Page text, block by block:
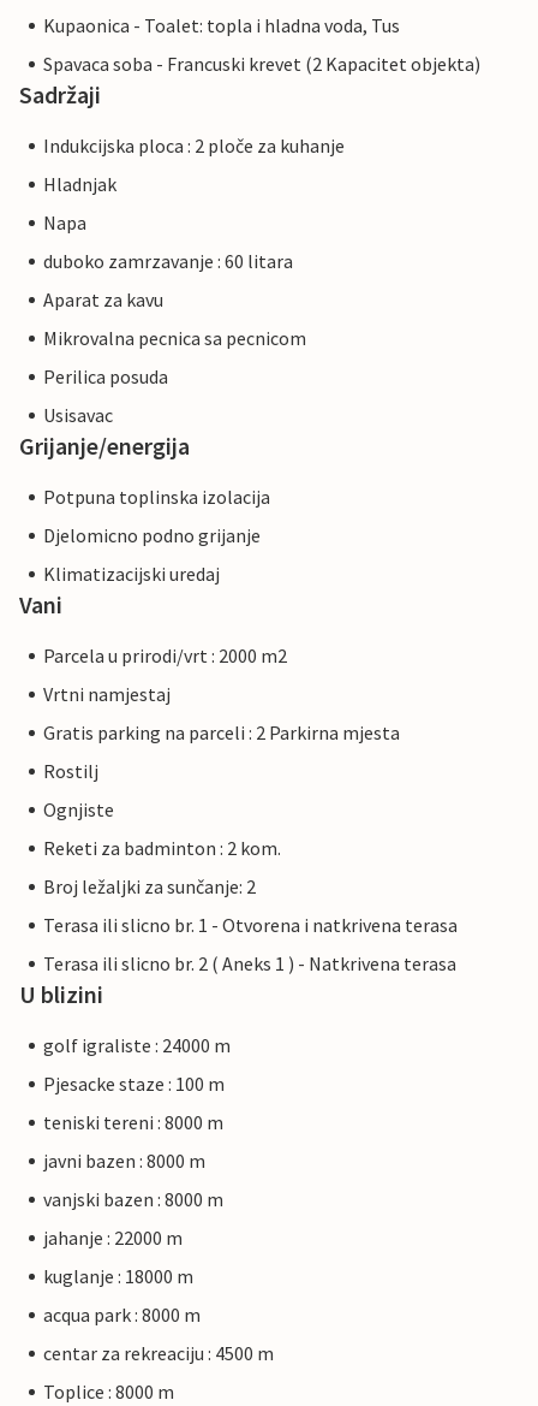
Kupaonica - Toalet: topla i hladna voda, Tus
Spavaca soba - Francuski krevet (2 Kapacitet objekta)
Sadržaji
Indukcijska ploca : 2 ploče za kuhanje
Hladnjak
Napa
duboko zamrzavanje : 60 litara
Aparat za kavu
Mikrovalna pecnica sa pecnicom
Perilica posuda
Usisavac
Grijanje/energija
Potpuna toplinska izolacija
Djelomicno podno grijanje
Klimatizacijski uredaj
Vani
Parcela u prirodi/vrt : 2000 m2
Vrtni namjestaj
Gratis parking na parceli : 2 Parkirna mjesta
Rostilj
Ognjiste
Reketi za badminton : 2 kom.
Broj ležaljki za sunčanje: 2
Terasa ili slicno br. 1 - Otvorena i natkrivena terasa
Terasa ili slicno br. 2 ( Aneks 1 ) - Natkrivena terasa
U blizini
golf igraliste : 24000 m
Pjesacke staze : 100 m
teniski tereni : 8000 m
javni bazen : 8000 m
vanjski bazen : 8000 m
jahanje : 22000 m
kuglanje : 18000 m
acqua park : 8000 m
centar za rekreaciju : 4500 m
Toplice : 8000 m